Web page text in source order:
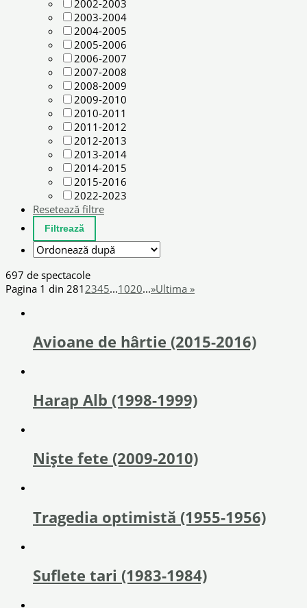
2002-2003
2003-2004
2004-2005
2005-2006
2006-2007
2007-2008
2008-2009
2009-2010
2010-2011
2011-2012
2012-2013
2013-2014
2014-2015
2015-2016
2022-2023
Resetează filtre
697 de spectacole
Pagina 1 din 281 2345...1020...»Ultima »
Avioane de hârtie (2015-2016)
Harap Alb (1998-1999)
Nişte fete (2009-2010)
Tragedia optimistă (1955-1956)
Suflete tari (1983-1984)